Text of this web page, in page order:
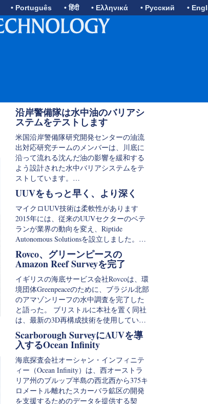
• Português • हिंदी • Ελληνικά • Русский •
沿岸警備隊は水中油のバリアシ
ステムをテストします
米国沿岸警備隊研究開発センターの油流
出対応研究チームのメンバーは、川底に
沿って流れる沈んだ油の影響を緩和する
よう設計された水中バリアシステムをテ
ストしています。…
UUVをもっと早く、より深く
マイクロUUV技術は柔軟性があります
2015年には、従来のUUVセクターのベテ
ランが業界の動向を変え、Riptide
Autonomous Solutionsを設立しました。…
Rovco、グリーンピースの
Amazon Reef Surveyを完了
イギリスの海底サービス会社Rovcoは、環
境団体Greenpeaceのために、ブラジル北部
のアマゾンリーフの水中調査を完了した
と語った。 ブリストルに本社を置く同社
は、最新の3D再構成技術を使用してい…
Scarborough SurveyにAUVを導
入するOcean Infinity
海底探査会社オーシャン・インフィニテ
ィー（Ocean Infinity）は、西オーストラ
リア州のブルップ半島の西北西から375キ
ロメートル離れたスカーバラ鉱区の開発
を支援するためのデータを提供する契